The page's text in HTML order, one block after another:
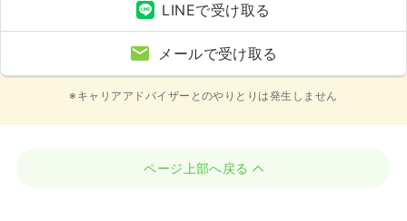
LINEで受け取る
メールで受け取る
※キャリアアドバイザーとのやりとりは発生しません
ページ上部へ戻る